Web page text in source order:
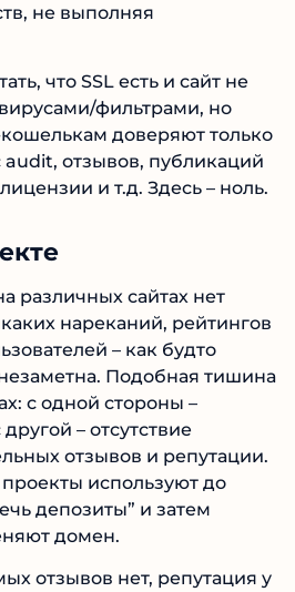
не выполняя
что SSL есть и сайт не
фильтрами, но
доверяют только
отзывов, публикаций
и т.д. Здесь – ноль.
различных сайтах нет
нареканий, рейтингов
– как будто
Подобная тишина
с одной стороны –
– отсутствие
отзывов и репутации.
проекты используют до
депозиты” и затем
домен.
отзывов нет, репутация у